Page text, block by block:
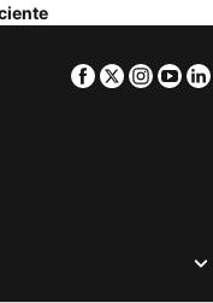
Milmanda
Verde
Facebook
Twitter